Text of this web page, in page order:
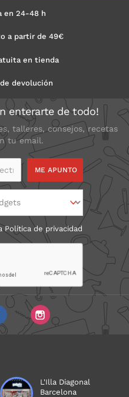
en 24-48 h
a partir de 49€
en tienda
devolución
enterarte de todo!
talleres, consejos, recetas
tu email.
Política de privacidad
L'Illa Diagonal
Barcelona